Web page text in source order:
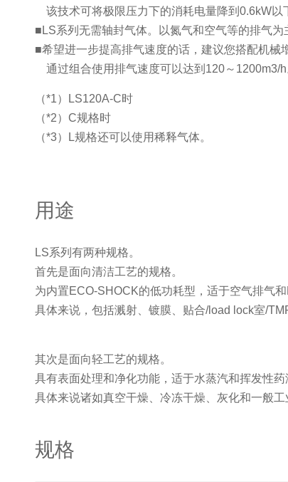
该技术可将极限压力下的消耗电量降到0.6kW以
■LS系列无需轴封气体。以氮气和空气等的排气
■希望进一步提高排气速度的话，建议您搭配机械
通过组合使用排气速度可以达到120～1200m3/h
（*1）LS120A-C时
（*2）C规格时
（*3）L规格还可以使用稀释气体。
用途
LS系列有两种规格。
首先是面向清洁工艺的规格。
为内置ECO-SHOCK的低功耗型，适于空气排气和
具体来说，包括溅射、镀膜、贴合/load lock室/
其次是面向轻工艺的规格。
具有表面处理和净化功能，适于水蒸汽和挥发性药
具体来说诸如真空干燥、冷冻干燥、灰化和一般工
规格